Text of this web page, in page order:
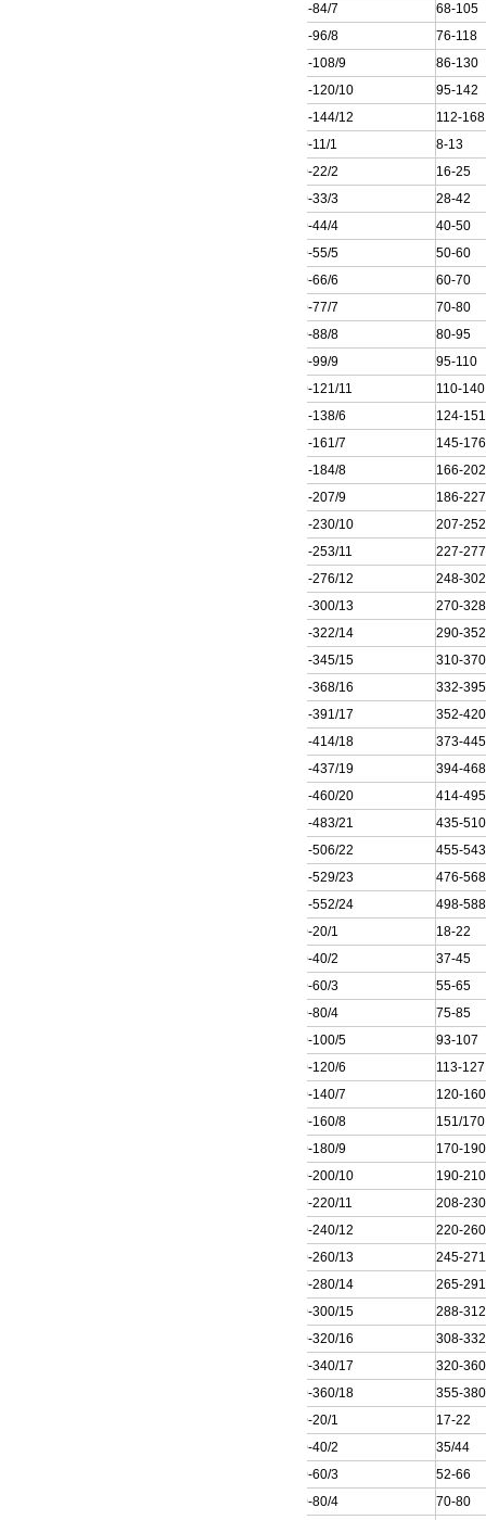
200QJ63-84/7
68-105
200QJ63-96/8
76-118
200QJ63-108/9
86-130
200QJ63-120/10
95-142
200QJ63-144/12
112-168
200QJ80-11/1
8-13
200QJ80-22/2
16-25
200QJ80-33/3
28-42
200QJ80-44/4
40-50
200QJ80-55/5
50-60
200QJ80-66/6
60-70
200QJ80-77/7
70-80
200QJ80-88/8
80-95
200QJ80-99/9
95-110
200QJ80-121/11
110-140
250QJ32-138/6
124-151
250QJ32-161/7
145-176
250QJ32-184/8
166-202
250QJ32-207/9
186-227
250QJ32-230/10
207-252
250QJ32-253/11
227-277
250QJ32-276/12
248-302
250QJ32-300/13
270-328
250QJ32-322/14
290-352
250QJ32-345/15
310-370
250QJ32-368/16
332-395
250QJ32-391/17
352-420
250QJ32-414/18
373-445
250QJ32-437/19
394-468
250QJ32-460/20
414-495
250QJ32-483/21
435-510
250QJ32-506/22
455-543
250QJ32-529/23
476-568
250QJ32-552/24
498-588
250QJ50-20/1
18-22
250QJ50-40/2
37-45
250QJ50-60/3
55-65
250QJ50-80/4
75-85
250QJ50-100/5
93-107
250QJ50-120/6
113-127
250QJ50-140/7
120-160
250QJ50-160/8
151/170
250QJ50-180/9
170-190
250QJ50-200/10
190-210
250QJ50-220/11
208-230
250QJ50-240/12
220-260
250QJ50-260/13
245-271
250QJ50-280/14
265-291
250QJ50-300/15
288-312
250QJ50-320/16
308-332
250QJ50-340/17
320-360
250QJ50-360/18
355-380
250QJ80-20/1
17-22
250QJ80-40/2
35/44
250QJ80-60/3
52-66
250QJ80-80/4
70-80